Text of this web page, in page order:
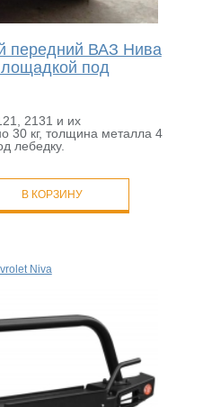
передний ВАЗ Нива
под
2131 и их
30 кг, толщина металла 4
лебедку.
В КОРЗИНУ
Niva